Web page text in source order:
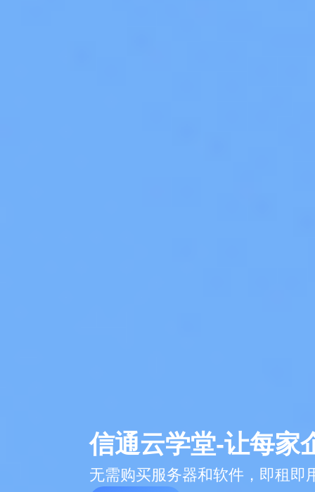
信通云学堂-让每家
无需购买服务器和软件，即租即